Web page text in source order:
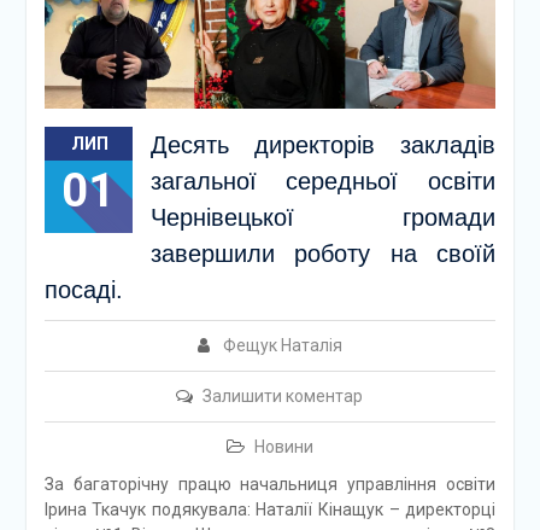
ЛИП
01
Десять директорів закладів
загальної середньої освіти
Чернівецької громади
завершили роботу на своїй
посаді.
Фещук Наталія
Залишити коментар
Новини
За багаторічну працю начальниця управління освіти
Ірина Ткачук подякувала: Наталії Кінащук – директорці